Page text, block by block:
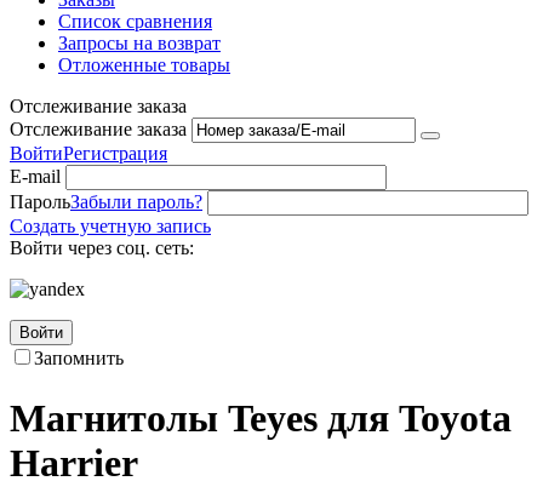
Список сравнения
Запросы на возврат
Отложенные товары
Отслеживание заказа
Отслеживание заказа
ВойтиРегистрация
E-mail
ПарольЗабыли пароль?
Создать учетную запись
Войти через соц. сеть:
Войти
Запомнить
Магнитолы Teyes для Toyota
Harrier